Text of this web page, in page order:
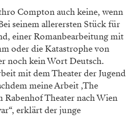
Compton auch keine, wenn
seinem allerersten Stück für
einer Romanbearbeitung mit
oder die Katastrophe von
noch kein Wort Deutsch.
mit dem Theater der Jugend
meine Arbeit ‚The
Theater nach Wien
erklärt der junge